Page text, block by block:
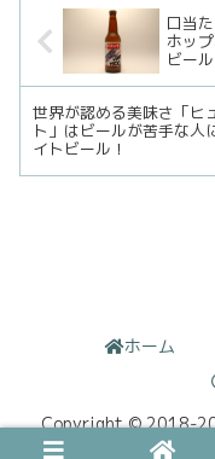
口当
ホッ
ビール
世界が認める美味さ「ヒ
ト」はビールが苦手な人
イトビール！
ホーム
Copyright © 2018-